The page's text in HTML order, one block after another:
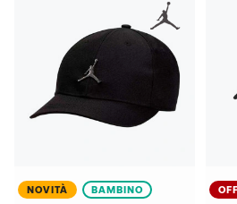
NOVITÀ BAMBINO